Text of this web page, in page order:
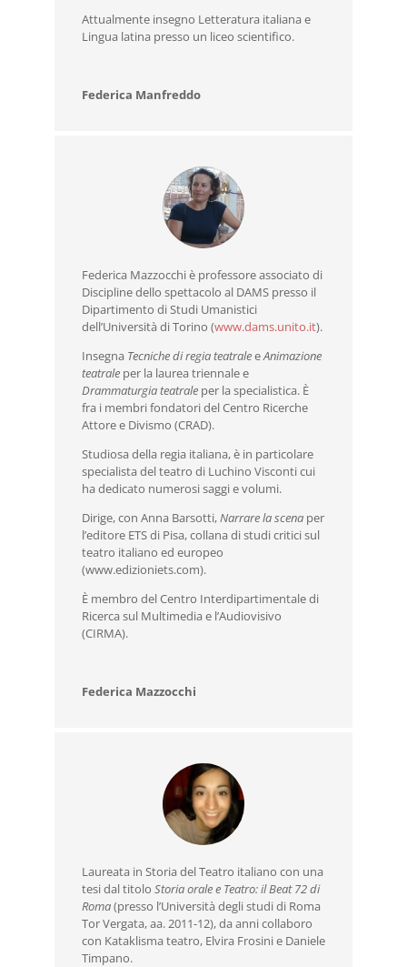
Attualmente insegno Letteratura italiana e
Lingua latina presso un liceo scientifico.
Federica Manfreddo
Federica Mazzocchi è professore associato di
Discipline dello spettacolo al DAMS presso il
Dipartimento di Studi Umanistici
dell’Università di Torino (www.dams.unito.it).
Insegna Tecniche di regia teatraleeAnimazione
teatraleper la laurea triennale e
Drammaturgia teatraleper la specialistica. È
fra i membri fondatori del Centro Ricerche
Attore e Divismo (CRAD).
Studiosa della regia italiana, è in particolare
specialista del teatro di Luchino Visconti cui
ha dedicato numerosi saggi e volumi.
Dirige, con Anna Barsotti,Narrare la scenaper
l’editore ETS di Pisa, collana di studi critici sul
teatro italiano ed europeo
(www.edizioniets.com).
È membro del Centro Interdipartimentale di
Ricerca sul Multimedia e l’Audiovisivo
(CIRMA).
Federica Mazzocchi
Laureata in Storia del Teatro italiano con una
tesi dal titolo Storia orale e Teatro: il Beat 72 di
Roma(presso l’Università degli studi di Roma
Tor Vergata, aa. 2011-12), da anni collaboro
con Kataklisma teatro, Elvira Frosini e Daniele
Timpano.